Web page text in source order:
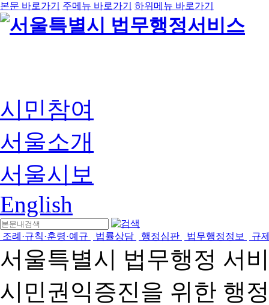
본문 바로가기 주메뉴 바로가기 하위메뉴 바로가기
시민참여
서울소개
서울시보
English
조례·규칙·훈령·예규 법률상담 행정심판 법무행정정보 규
서울특별시 법무행정 서
시민권익증진을 위한 행